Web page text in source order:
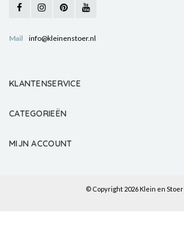
Mail info@kleinenstoer.nl
KLANTENSERVICE
CATEGORIEËN
MIJN ACCOUNT
© Copyright 2026 Klein en Stoer